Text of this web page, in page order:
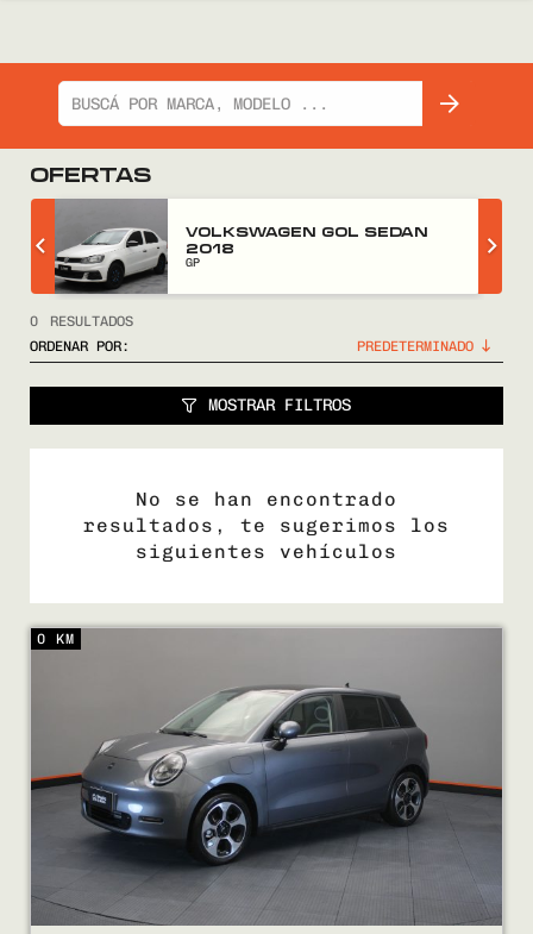
COMPRÁ
VENDÉ
FINANCIÁ
NOSOTROS
OFERTAS
VOLKSWAGEN GOL SEDAN
2018
GP
0
RESULTADOS
ORDENAR POR:
MOSTRAR FILTROS
No se han encontrado
resultados, te sugerimos los
siguientes vehículos
0 KM